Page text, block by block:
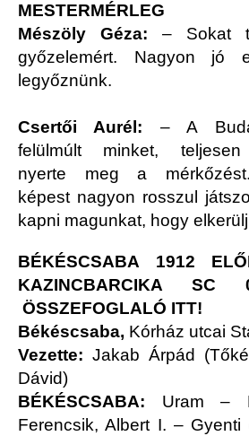
MESTERMÉRLEG
Mészöly Géza: – Sokat
győzelemért. Nagyon jó
legyőznünk.
Csertői Aurél: – A
felülmúlt minket, teljesen
nyerte meg a
képest nagyon rosszul
kapni magunkat, hogy
BÉKÉSCSABA 1912
KAZINCBARCIKA
ÖSSZEFOGLALÓ ITT!
Békéscsaba, Kórház utcai
Vezette: Jakab Árpád
Dávid)
BÉKÉSCSABA: Uram –
Ferencsik, Albert I. – Gyenti